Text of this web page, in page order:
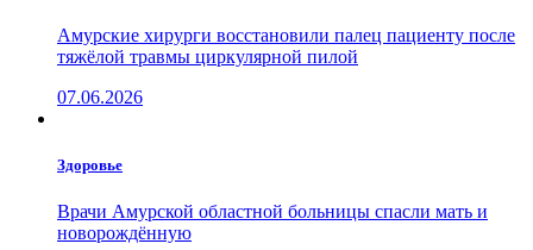
Амурские хирурги восстановили палец пациенту после
тяжёлой травмы циркулярной пилой
07.06.2026
Здоровье
Врачи Амурской областной больницы спасли мать и
новорождённую